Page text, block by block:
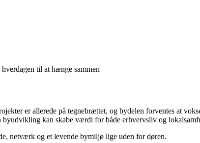
til at hænge sammen
er allerede på tegnebrættet, og bydelen forventes at
kan skabe værdi for både erhvervsliv og
netværk og et levende bymiljø lige uden for døren.